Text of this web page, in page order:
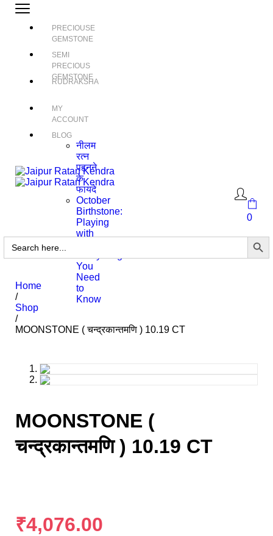
PRECIOUSE
GEMSTONE
SEMI
PRECIOUS
GEMSTONE
RUDRAKSHA
MY
ACCOUNT
BLOG
नीलम
रत्न
पहनने
के
फायदे
October
Birthstone:
Playing
with
You
Need
to
Know
0
Search
for:
Search
Home
/
Shop
/
MOONSTONE ( चन्द्रकान्तमणि ) 10.19 CT
MOONSTONE (
चन्द्रकान्तमणि ) 10.19 CT
₹4,076.00